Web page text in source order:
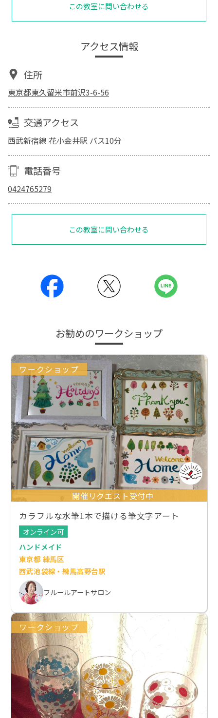
この教室に問い合わせる
アクセス情報
住所
東京都東久留米市前沢3-6-56
交通アクセス
西武新宿線 花小金井駅 バス10分
電話番号
0424765279
この教室に問い合わせる
お勧めのワークショップ
ワークショップ
開催リクエスト受付中
カラフルな水筆1本で描ける筆文字アート
オンライン可
ハンドメイド
東京都 練馬区
西武池袋線・練馬高野台駅
フルールアートサロン
ワークショップ